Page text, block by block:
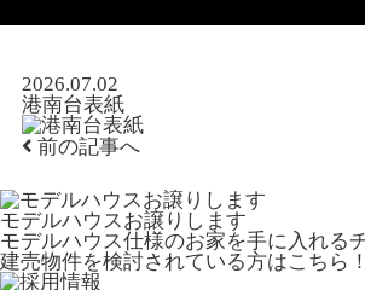
2026.07.02
港南台表紙
前の記事へ
モデルハウスお譲りします
モデルハウス仕様のお家を手に入れる
建売物件を検討されている方はこちら！